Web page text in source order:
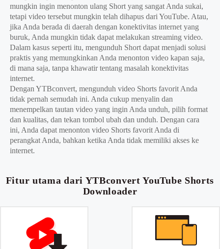
mungkin ingin menonton ulang Short yang sangat Anda sukai,
tetapi video tersebut mungkin telah dihapus dari YouTube. Atau,
jika Anda berada di daerah dengan konektivitas internet yang
buruk, Anda mungkin tidak dapat melakukan streaming video.
Dalam kasus seperti itu, mengunduh Short dapat menjadi solusi
praktis yang memungkinkan Anda menonton video kapan saja,
di mana saja, tanpa khawatir tentang masalah konektivitas
internet.
Dengan YTBconvert, mengunduh video Shorts favorit Anda
tidak pernah semudah ini. Anda cukup menyalin dan
menempelkan tautan video yang ingin Anda unduh, pilih format
dan kualitas, dan tekan tombol ubah dan unduh. Dengan cara
ini, Anda dapat menonton video Shorts favorit Anda di
perangkat Anda, bahkan ketika Anda tidak memiliki akses ke
internet.
Fitur utama dari YTBconvert YouTube Shorts
Downloader